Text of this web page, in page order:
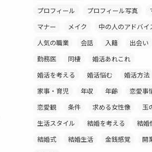
プロフィール
プロフィール写真
マナー
メイク
中の人のアドバイ
人気の職業
会話 入籍
出会い
勤務医
同棲
婚活あれこれ
婚活を考える
婚活悩む 婚活方法
家事・育児
年収 年齢
恋愛事
恋愛観
条件 求める女性像
玉
生活スタイル
結婚を考える
結婚
結婚式
結婚生活 金銭感覚
開